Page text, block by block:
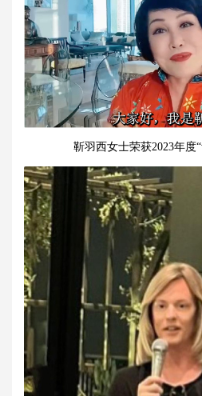
靳羽西女士荣获2023年度